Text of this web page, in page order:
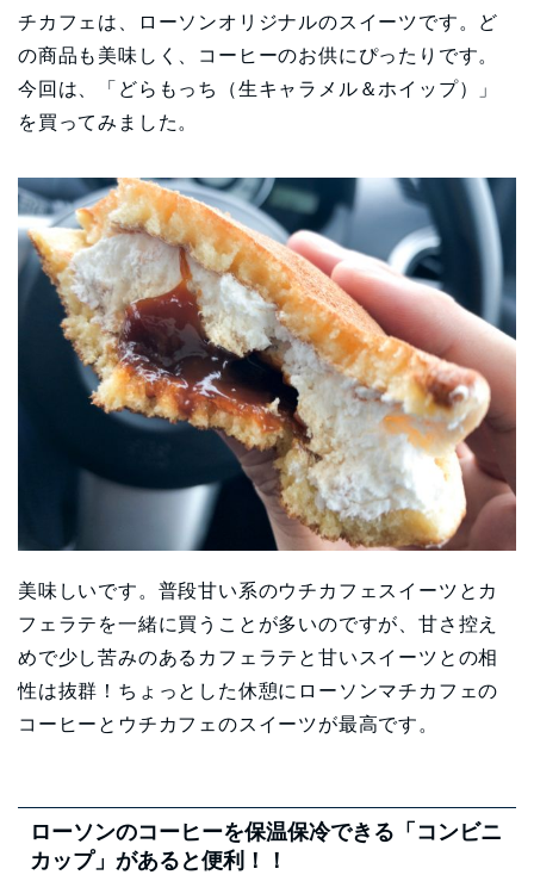
チカフェは、ローソンオリジナルのスイーツです。ど
の商品も美味しく、コーヒーのお供にぴったりです。
今回は、「どらもっち（生キャラメル＆ホイップ）」
を買ってみました。
美味しいです。普段甘い系のウチカフェスイーツとカ
フェラテを一緒に買うことが多いのですが、甘さ控え
めで少し苦みのあるカフェラテと甘いスイーツとの相
性は抜群！ちょっとした休憩にローソンマチカフェの
コーヒーとウチカフェのスイーツが最高です。
ローソンのコーヒーを保温保冷できる「コンビニ
カップ」があると便利！！